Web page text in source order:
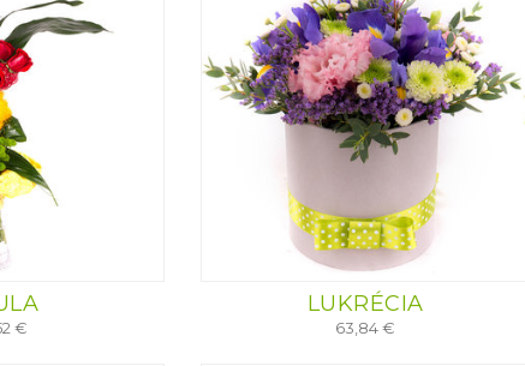
€
LUKRÉCIA
63,84 €